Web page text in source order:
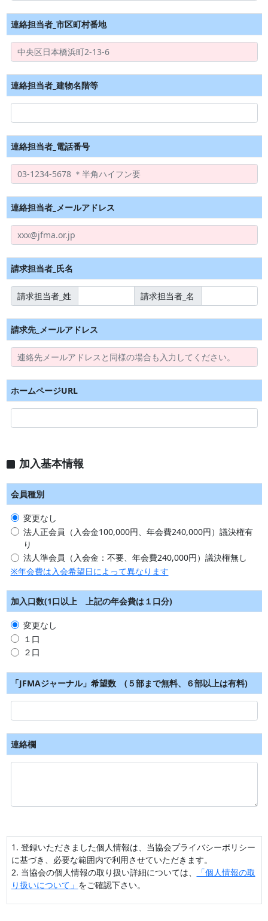
連絡担当者_市区町村番地
連絡担当者_建物名階等
連絡担当者_電話番号
連絡担当者_メールアドレス
請求担当者_氏名
請求担当者_姓 請求担当者_名
請求先_メールアドレス
ホームページURL
加入基本情報
会員種別
変更なし
法人正会員（入会金100,000円、年会費240,000円）議決権有
り
法人準会員（入会金：不要、年会費240,000円）議決権無し
※年会費は入会希望日によって異なります
加入口数(1口以上 上記の年会費は１口分)
変更なし
１口
２口
「JFMAジャーナル」希望数 (５部まで無料、６部以上は有料)
連絡欄
1. 登録いただきました個人情報は、当協会プライバシーポリシー
に基づき、必要な範囲内で利用させていただきます。
2. 当協会の個人情報の取り扱い詳細については、
「個人情報の取
り扱いについて」 をご確認下さい。